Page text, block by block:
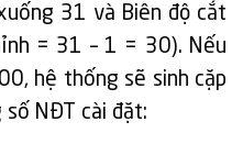
31 và Biên độ cắt
= 31 – 1 = 30). Nếu
hệ thống sẽ sinh cặp
NĐT cài đặt: